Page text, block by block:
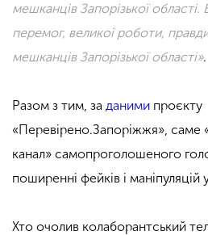
мешканців Запорізької
перемог, великої роботи,
мешканців Запорізької області».
Разом з тим, за даними проєкту
«Перевірено.Запоріжжя», саме
канал» самопроголошеного
поширенні фейків і маніпуляцій
Хто очолив колаборантський